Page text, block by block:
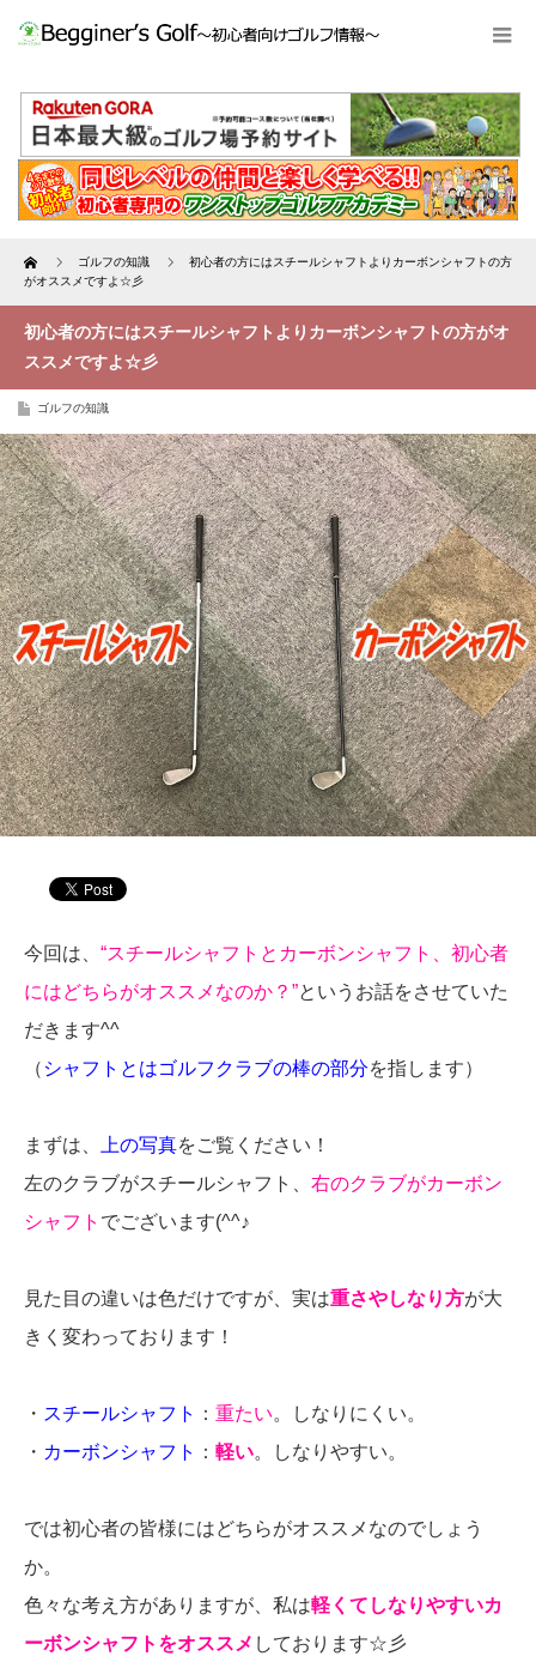
Home ゴルフの知識
初心者の方にはスチールシャフトよりカーボンシャフトの方
がオススメですよ☆彡
初心者の方にはスチールシャフトよりカーボンシャフトの方がオ
ススメですよ☆彡
ゴルフの知識
今回は、 “スチールシャフトとカーボンシャフト、初心者
にはどちらがオススメなのか？”というお話をさせていた
だきます^^
（ シャフトとはゴルフクラブの棒の部分を指します）
まずは、 上の写真をご覧ください！
左のクラブがスチールシャフト、 右のクラブがカーボン
シャフト でございます(^^♪
見た目の違いは色だけですが、実は重さやしなり方が大
きく変わっております！
・ スチールシャフト ： 重たい。しなりにくい。
・ カーボンシャフト ： 軽い。しなりやすい。
では初心者の皆様にはどちらがオススメなのでしょう
か。
色々な考え方がありますが、私は軽くてしなりやすいカ
ーボンシャフトをオススメ しております☆彡